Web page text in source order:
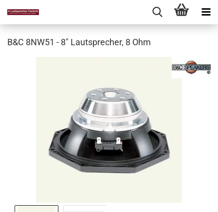
B&C 8NW51 - 8" Lautsprecher, 8 Ohm